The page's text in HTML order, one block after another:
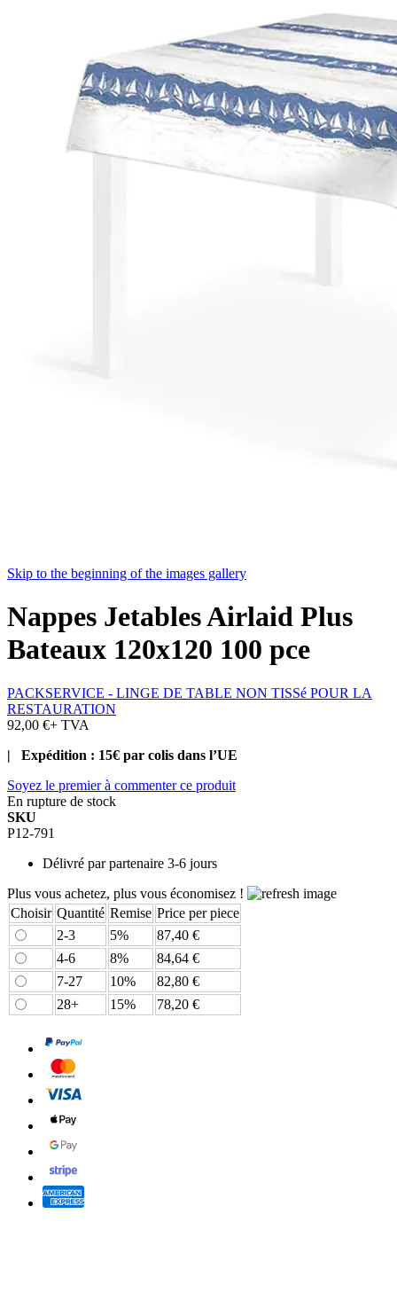
Skip to the beginning of the images gallery
Nappes Jetables Airlaid Plus
Bateaux 120x120 100 pce
PACKSERVICE - LINGE DE TABLE NON TISSé POUR LA
RESTAURATION
92,00 €+ TVA
| Expédition : 15€ par colis dans l’UE
Soyez le premier à commenter ce produit
En rupture de stock
SKU
P12-791
Délivré par partenaire 3-6 jours
Plus vous achetez, plus vous économisez !
Choisir Quantité Remise Price per piece
2-3
5%
87,40 €
4-6
8%
84,64 €
7-27
10%
82,80 €
28+
15% 78,20 €